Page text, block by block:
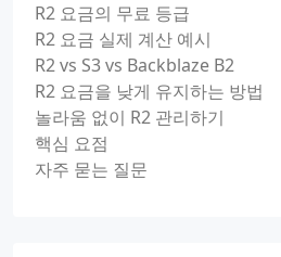
R2 요금의 무료 등급
R2 요금 실제 계산 예시
R2 vs S3 vs Backblaze B2
R2 요금을 낮게 유지하는 방법
놀라움 없이 R2 관리하기
핵심 요점
자주 묻는 질문